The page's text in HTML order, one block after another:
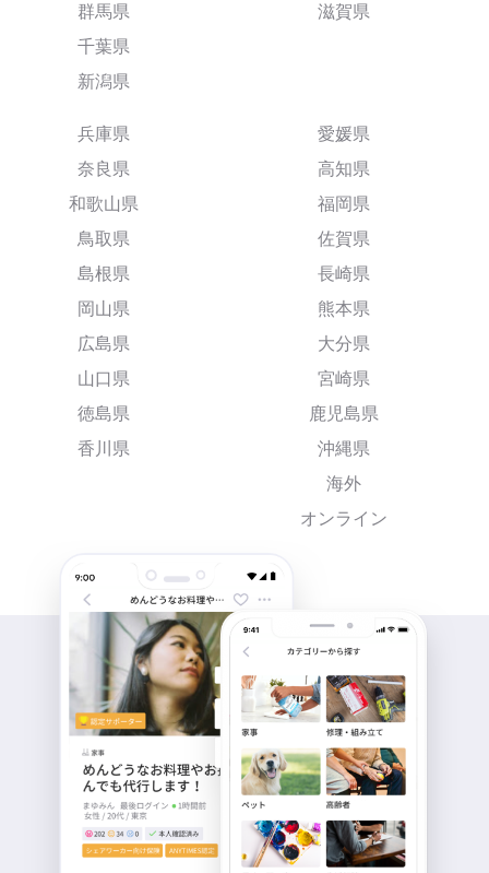
群馬県
千葉県
新潟県
滋賀県
兵庫県
奈良県
和歌山県
鳥取県
島根県
岡山県
広島県
山口県
徳島県
香川県
愛媛県
高知県
福岡県
佐賀県
長崎県
熊本県
大分県
宮崎県
鹿児島県
沖縄県
海外
オンライン